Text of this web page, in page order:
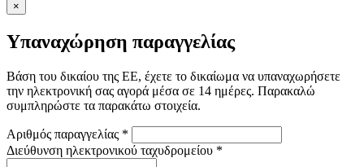
×
Υπαναχώρηση παραγγελίας
Βάση του δικαίου της ΕΕ, έχετε το δικαίωμα να υπαναχωρήσετε
την ηλεκτρονική σας αγορά μέσα σε 14 ημέρες. Παρακαλώ
συμπληρώστε τα παρακάτω στοιχεία.
Αριθμός παραγγελίας *
Διεύθυνση ηλεκτρονικού ταχυδρομείου *